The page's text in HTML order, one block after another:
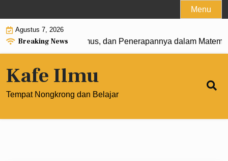
to
content
Menu
Agustus 7, 2026
Breaking News
Pengertian, Rumus, dan Penerapannya dalam Matematika
Kafe Ilmu
Tempat Nongkrong dan Belajar